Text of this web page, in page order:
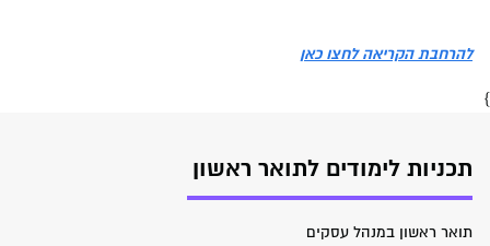
להרחבת הקריאה לחצו כאן
}
תכניות לימודים לתואר ראשון
תואר ראשון במנהל עסקים